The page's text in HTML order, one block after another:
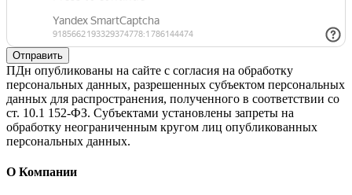
Отправить
ПДн опубликованы на сайте с согласия на обработку
персональных данных, разрешенных субъектом персональных
данных для распространения, полученного в соответствии со
ст. 10.1 152-ФЗ. Субъектами установлены запреты на
обработку неограниченным кругом лиц опубликованных
персональных данных.
О Компании